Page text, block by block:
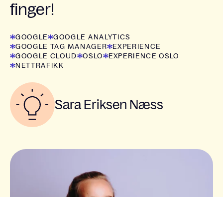
finger!
GOOGLE
GOOGLE ANALYTICS
GOOGLE TAG MANAGER
EXPERIENCE
GOOGLE CLOUD
OSLO
EXPERIENCE OSLO
NETTRAFIKK
Sara Eriksen Næss